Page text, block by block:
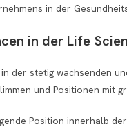
in der
in der Life
der stetig wachsenden
und Positionen mit
Position innerhalb